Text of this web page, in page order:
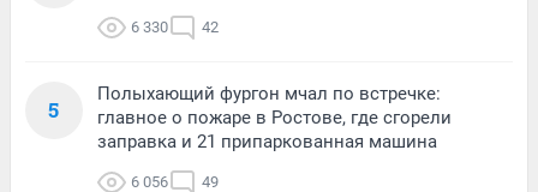
6 330 42
5
Полыхающий фургон мчал по встречке:
главное о пожаре в Ростове, где сгорели
заправка и 21 припаркованная машина
6 056 49